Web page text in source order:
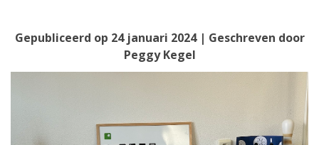
Gepubliceerd op 24 januari 2024| Geschreven door
Peggy Kegel